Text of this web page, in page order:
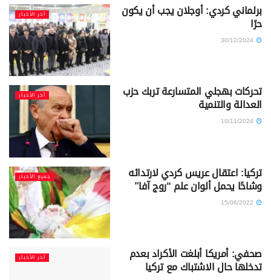
آخر الأخبار برلماني كردي: أوجلان يجب أن يكون
حرًا
آخر الأخبار تحركات بهجلي المتسارعة تربك حزب
العدالة والتنمية
جميع الأخبار تركيا: اعتقال عريس كردي لارتدائه
وشاحًا يحمل ألوان علم “روج آفا”
آخر الأخبار صحفي: أمريكا أبلغت الأكراد بعدم
تدخلها حال الاشتباك مع تركيا